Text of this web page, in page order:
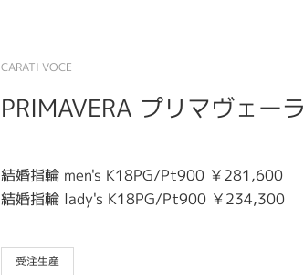
CARATI VOCE
PRIMAVERA プリマヴェーラ
結婚指輪 men's K18PG/Pt900 ￥281,600
結婚指輪 lady's K18PG/Pt900 ￥234,300
受注生産